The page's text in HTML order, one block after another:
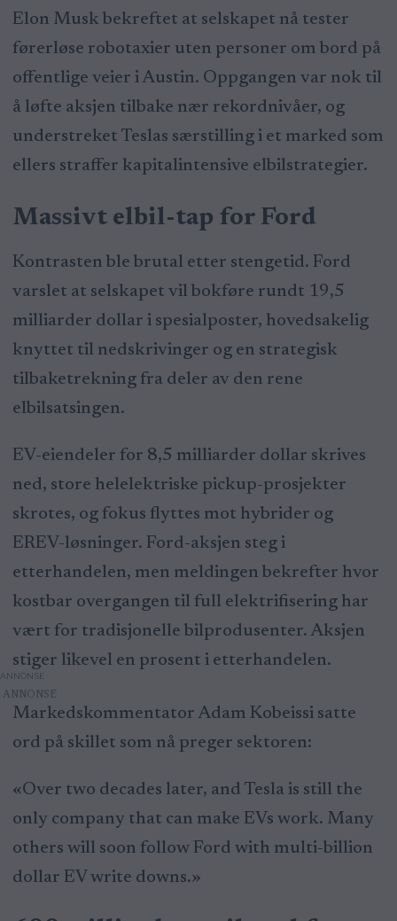
Elon Musk bekreftet at selskapet nå tester
førerløse robotaxier uten personer om bord på
offentlige veier i Austin. Oppgangen var nok til
å løfte aksjen tilbake nær rekordnivåer, og
understreket Teslas særstilling i et marked som
ellers straffer kapitalintensive elbilstrategier.
Massivt elbil-tap for Ford
Kontrasten ble brutal etter stengetid. Ford
varslet at selskapet vil bokføre rundt 19,5
milliarder dollar i spesialposter, hovedsakelig
knyttet til nedskrivinger og en strategisk
tilbaketrekning fra deler av den rene
elbilsatsingen.
EV-eiendeler for 8,5 milliarder dollar skrives
ned, store helelektriske pickup-prosjekter
skrotes, og fokus flyttes mot hybrider og
EREV-løsninger. Ford-aksjen steg i
etterhandelen, men meldingen bekrefter hvor
kostbar overgangen til full elektrifisering har
vært for tradisjonelle bilprodusenter. Aksjen
stiger likevel en prosent i etterhandelen.
ANNONSE
Markedskommentator Adam Kobeissi satte
ord på skillet som nå preger sektoren:
«Over two decades later, and Tesla is still the
only company that can make EVs work. Many
others will soon follow Ford with multi-billion
dollar EV write downs.»